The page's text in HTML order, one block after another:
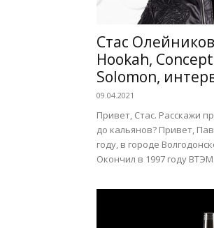
Стас
Hookah,
Solomon,
09.04.2021
Привет, Стас. Расскажи
до кальянов? Привет,
году, в городе
Окончил в 1997 году